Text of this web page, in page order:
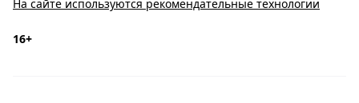
На сайте используются рекомендательные технологии
16+